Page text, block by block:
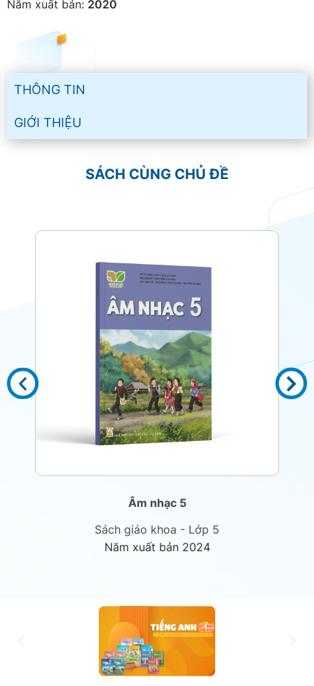
Năm xuất bản: 2020
THÔNG TIN
GIỚI THIỆU
SÁCH CÙNG CHỦ ĐỀ
Âm nhạc 5
Sách giáo khoa - Lớp 5
Năm xuất bản 2024